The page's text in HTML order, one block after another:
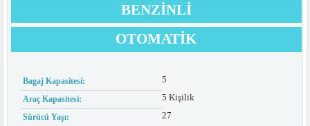
BENZINLI
OTOMATIK
Bagaj Kapasitesi: 5
Araç Kapasitesi: 5 Kişilik
Sürücü Yaşı: 27